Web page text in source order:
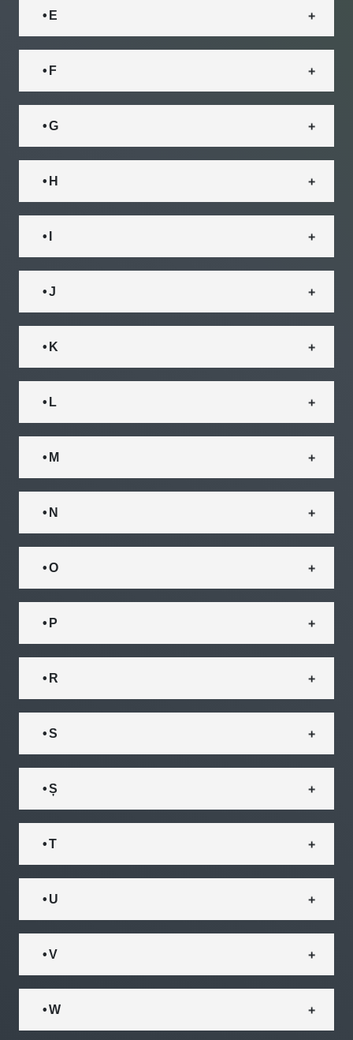
• E
• F
• G
• H
• I
• J
• K
• L
• M
• N
• O
• P
• R
• S
• Ș
• T
• U
• V
• W